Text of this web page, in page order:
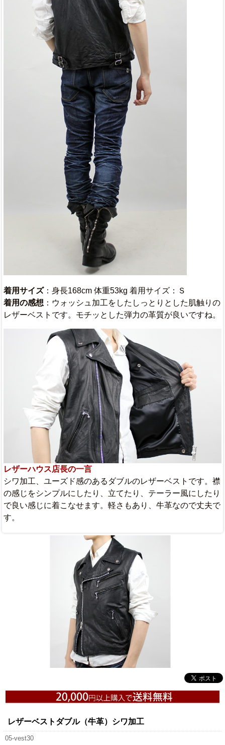
着用サイズ：身長168cm 体重53kg 着用サイズ：Ｓ
着用の感想 ：ウォッシュ加工をしたしっとりとした肌触りの
レザーベストです。モチッとした弾力の革質が良いですね。
レザーハウス店長の一言
シワ加工、ユーズド感のあるダブルのレザーベストです。襟
の感じをシンプルにしたり、立てたり、テーラー風にしたり
で良い感じに着こなせます。軽さもあり、牛革なので丈夫で
す。
レザーベストダブル（牛革）シワ加工
05-vest30